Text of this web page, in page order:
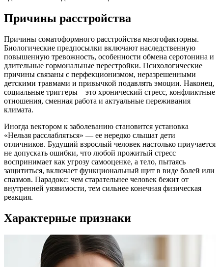
Причины расстройства
Причины соматоформного расстройства многофакторны.
Биологические предпосылки включают наследственную
повышенную тревожность, особенности обмена серотонина и
длительные гормональные перестройки. Психологические
причины связаны с перфекционизмом, неразрешенными
детскими травмами и привычкой подавлять эмоции. Наконец,
социальные триггеры – это хронический стресс, конфликтные
отношения, сменная работа и актуальные переживания
климата.
Иногда вектором к заболеванию становится установка
«Нельзя расслабляться» — ее нередко слышат дети
отличников. Будущий взрослый человек настолько приучается
не допускать ошибки, что любой прожитый стресс
воспринимает как угрозу самооценке, а тело, пытаясь
защититься, включает функциональный щит в виде болей или
спазмов. Парадокс: чем старательнее человек бежит от
внутренней уязвимости, тем сильнее конечная физическая
реакция.
Характерные признаки